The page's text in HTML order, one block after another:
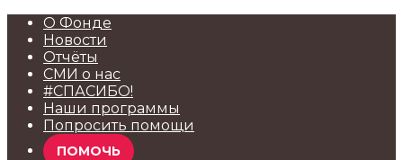
О Фонде
Новости
Отчёты
СМИ о нас
#СПАСИБО!
Наши программы
Попросить помощи
ПОМОЧЬ